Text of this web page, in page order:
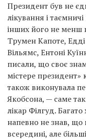
Президент був не
лікування і
інших його не менш
Трумен Капоте, Едді
Вільямс, Ентоні
писали, що своє
містере
також виконувала
Якобсона, — саме
лікар Філгуд. Багато
напевно не знав, що
всередині, але